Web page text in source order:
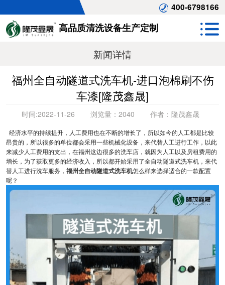
400-6798166
高品质清洗设备生产定制
新闻详情
福州全自动隧道式洗车机-进口泡棉刷不伤
车漆[隆茂鑫晟]
时间:2022-11-26 浏览量： 2040 作者： 隆茂鑫晟
经济水平的持续提升，人工费用也在不断的增长了，所以如今的人工都是比较
昂贵的，所以很多的单位都会采用一些机械化设备，来代替人工进行工作，以此
来减少人工费用的支出，在福州这边很多的洗车店，就因为人工以及房租费用的
增长，为了获取更多的经济收入，所以都开始采用了全自动隧道式洗车机，来代
替人工进行洗车服务， 福州全自动隧道式洗车机怎么样来选择适合的一款配置
呢？